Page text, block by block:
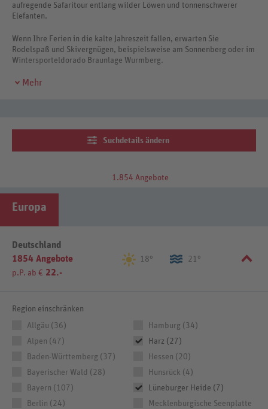
aufregende Safaritour entlang wilder Löwen und tonnenschwerer
Elefanten.
Wenn Ihre Ferien in die kalte Jahreszeit fallen, erwarten Sie
Rodelspaß und Skivergnügen, beispielsweise am Sonnenberg oder im
Wintersporteldorado Braunlage Wurmberg.
Mehr
1.854 Angebote
Suchdetails ändern
Europa
Deutschland
1854 Angebote
p.P. ab € 22.-
18° 21°
Region einschränken
Allgäu (36)
Alpen (47)
Baden-Württemberg (37)
Bayerischer Wald (28)
Bayern (107)
Berlin (24)
Hamburg (34)
Harz (27)
Hessen (20)
Hunsrück (4)
Lüneburger Heide (7)
Mecklenburgische Seenplatte